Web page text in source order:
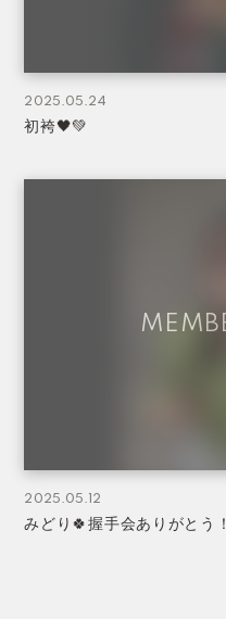
2025.05.24
初袴🖤💚
2025.05.12
みどり🍀握手会ありがとう！